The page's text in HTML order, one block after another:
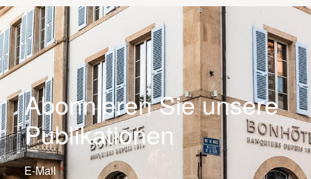
Abonnieren Sie unsere
Publikationen
E-Mail